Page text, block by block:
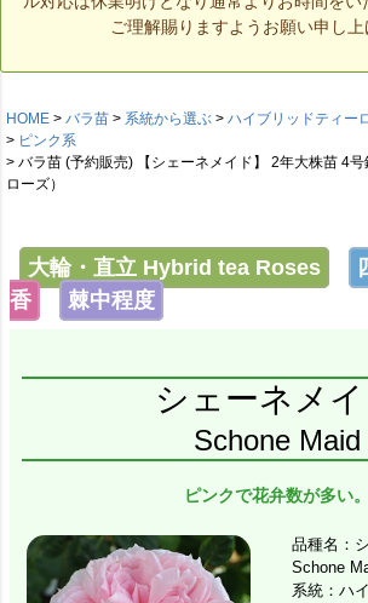
ご理解賜りますようお願い申し上
HOME バラ苗 系統から選ぶ
ハイブリッドティー
ピンク系
バラ苗 (予約販売) 【シェーネメイド】 2年大株苗 4
ローズ）
大輪・直立 Hybrid tea Roses
香
棘中程度
シェーネメ
Schone Maid
ピンクで花弁数が多い。
品種名：
Schone
系統：ハ